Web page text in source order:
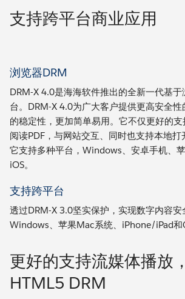
支持跨平台商业应用
浏览器DRM
DRM-X 4.0是海海软件推出的全新一代基
台。DRM-X 4.0为广大客户提供更高安全
的稳定性，更加简单易用。它不仅更好的
阅读PDF，与网站交互、同时也支持本地打
它支持多种平台，Windows、安卓手机、
iOS。
支持跨平台
透过DRM-X 3.0坚实保护，实现数字内容安
Windows、苹果Mac系统、iPhone/iPad和
更好的支持流媒体播放
HTML5 DRM